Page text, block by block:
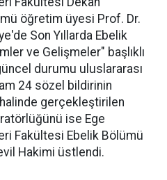
öğretim üyesi Prof. Dr.
Son Yıllarda Ebelik
ve Gelişmeler" başlıklı
durumu uluslararası
24 sözel bildirinin
gerçekleştirilen
ise Ege
Fakültesi Ebelik Bölümü
Hakimi üstlendi.